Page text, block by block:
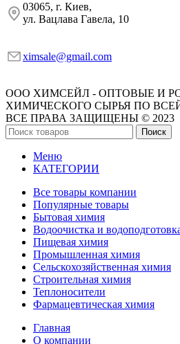
03065, г. Киев,
ул. Вацлава Гавела, 10
ximsale@gmail.com
ООО ХИМСЕЙЛ - ОПТОВЫЕ И
ХИМИЧЕСКОГО СЫРЬЯ ПО
ВСЕ ПРАВА ЗАЩИЩЕНЫ © 2023
Поиск
Меню
КАТЕГОРИИ
Все товары компании
Популярные товары
Бытовая химия
Водоочистка и
Пищевая химия
Промышленная химия
Сельскохозяйственная химия
Строительная химия
Теплоносители
Фармацевтическая химия
Главная
О компании